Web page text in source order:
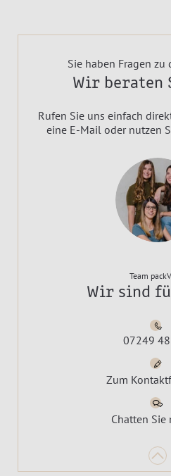
Sie haben Fragen zu
Wir beraten
Rufen Sie uns einfach
eine E-Mail oder nutzen
Team
Wir sind
07249
Zum
Chatten Sie